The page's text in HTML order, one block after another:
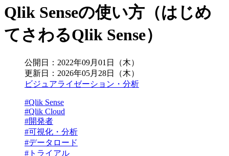
Qlik Senseの使い方（はじめ
てさわるQlik Sense）
公開日： 2022年09月01日（木）
更新日： 2026年05月28日（木）
ビジュアライゼーション・分析
#Qlik Sense
#Qlik Cloud
#開発者
#可視化・分析
#データロード
#トライアル